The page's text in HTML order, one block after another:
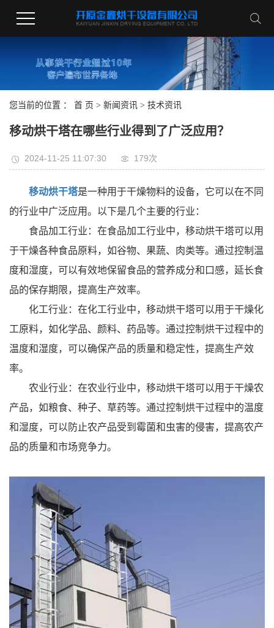
您当前的位置 ： 首 页 > 新闻资讯 > 技术资讯
移动烘干塔在哪些行业得到了广泛应用？
2024-11-25 11:07:30 179次
移动烘干塔是一种用于干燥物料的设备，它可以在不同
的行业中广泛应用。以下是几个主要的行业：
食品加工行业：在食品加工行业中，移动烘干塔可以用
于干燥各种食品原料，如谷物、果蔬、肉类等。通过控制温
度和湿度，可以有效地保留食品的营养成分和口感，延长食
品的保存期限，提高生产效率。
化工行业：在化工行业中，移动烘干塔可以用于干燥化
工原料，如化学品、颜料、药品等。通过控制烘干过程中的
温度和湿度，可以确保产品的质量和稳定性，提高生产效
率。
农业行业：在农业行业中，移动烘干塔可以用于干燥农
产品，如粮食、种子、草药等。通过控制烘干过程中的温度
和湿度，可以防止农产品受到霉菌和虫害的侵害，提高农产
品的质量和市场竞争力。